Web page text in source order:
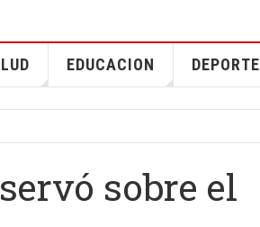
EDUCACION DEPORTE
sobre el